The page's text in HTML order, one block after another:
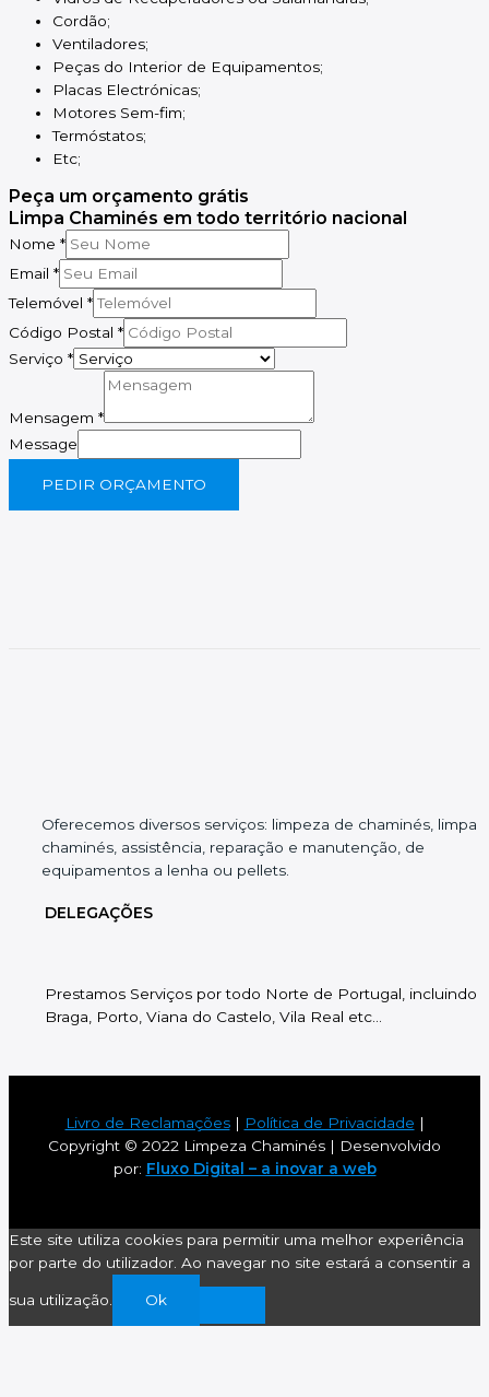
Cordão;
Ventiladores;
Peças do Interior de Equipamentos;
Placas Electrónicas;
Motores Sem-fim;
Termóstatos;
Etc;
Peça um orçamento grátis
Limpa Chaminés em todo território nacional
Nome *
Email *
Telemóvel *
Código Postal *
Serviço *
Mensagem *
Message
PEDIR ORÇAMENTO
Oferecemos diversos serviços: limpeza de chaminés, limpa
chaminés, assistência, reparação e manutenção, de
equipamentos a lenha ou pellets.
DELEGAÇÕES
Prestamos Serviços por todo Norte de Portugal, incluindo
Braga, Porto, Viana do Castelo, Vila Real etc…
Livro de Reclamações| Política de Privacidade |
Copyright © 2022 Limpeza Chaminés | Desenvolvido
por: Fluxo Digital – a inovar a web
Este site utiliza cookies para permitir uma melhor experiência
por parte do utilizador. Ao navegar no site estará a consentir a
sua utilização. Ok